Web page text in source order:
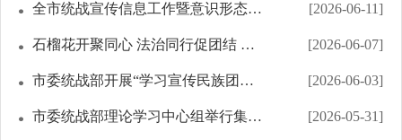
[2026-06-11]
全市统战宣传信息工作暨意识形态、网评员和网络安全工作培训班开班
[2026-06-07]
石榴花开聚同心 法治同行促团结 ——乌海市扎实开展2026年“民族政策宣传月”“...
[2026-06-03]
市委统战部开展“学习宣传民族团结进步促进法 践行社会主义核心价值观”主题活动
[2026-05-31]
市委统战部理论学习中心组举行集体学习